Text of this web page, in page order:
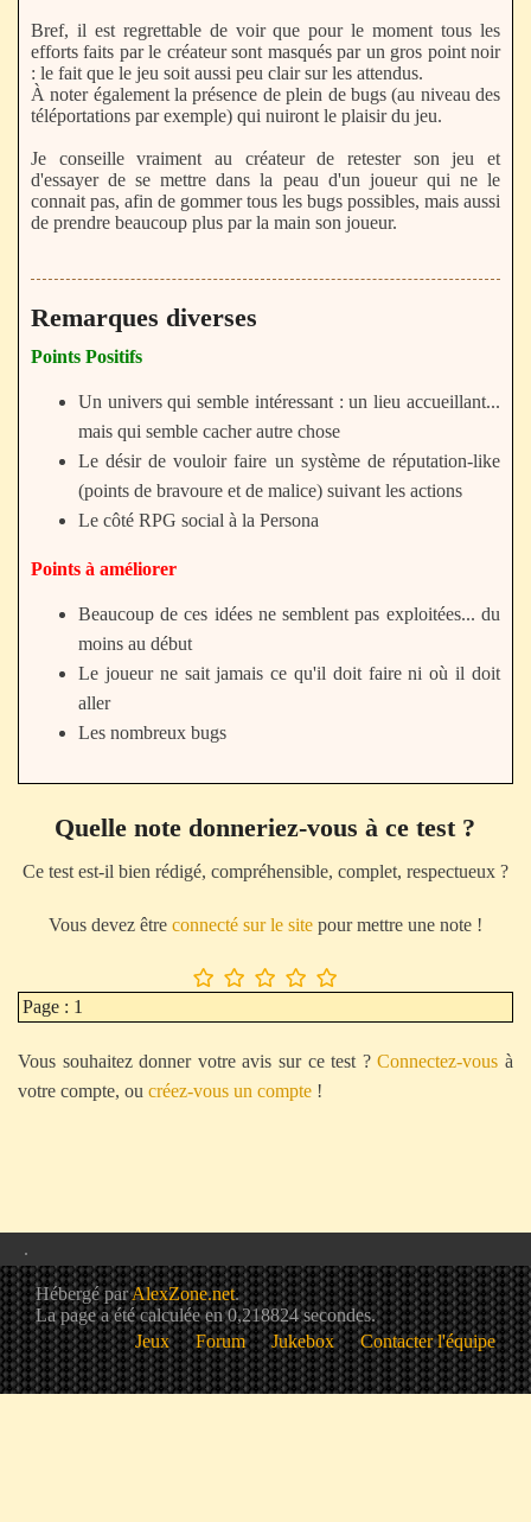
Bref, il est regrettable de voir que pour le moment tous les
efforts faits par le créateur sont masqués par un gros point noir
: le fait que le jeu soit aussi peu clair sur les attendus.
À noter également la présence de plein de bugs (au niveau des
téléportations par exemple) qui nuiront le plaisir du jeu.
Je conseille vraiment au créateur de retester son jeu et
d'essayer de se mettre dans la peau d'un joueur qui ne le
connait pas, afin de gommer tous les bugs possibles, mais aussi
de prendre beaucoup plus par la main son joueur.
Remarques diverses
Points Positifs
Un univers qui semble intéressant : un lieu accueillant...
mais qui semble cacher autre chose
Le désir de vouloir faire un système de réputation-like
(points de bravoure et de malice) suivant les actions
Le côté RPG social à la Persona
Points à améliorer
Beaucoup de ces idées ne semblent pas exploitées... du
moins au début
Le joueur ne sait jamais ce qu'il doit faire ni où il doit
aller
Les nombreux bugs
Quelle note donneriez-vous à ce test ?
Ce test est-il bien rédigé, compréhensible, complet, respectueux ?
Vous devez être connecté sur le site pour mettre une note !
Page : 1
Vous souhaitez donner votre avis sur ce test ?Connectez-vous à
votre compte, ou créez-vous un compte !
.
Hébergé parAlexZone.net.
La page a été calculée en 0,218824 secondes.
Jeux
Forum Jukebox Contacter l'équipe